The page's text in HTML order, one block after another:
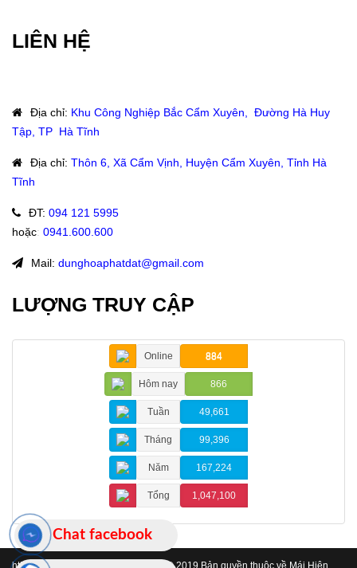
LIÊN HỆ
Địa chỉ: Khu Công Nghiệp Bắc Cẩm Xuyên, Đường Hà Huy
Tập, TP Hà Tĩnh
Địa chỉ: Thôn 6, Xã Cẩm Vịnh, Huyện Cẩm Xuyên, Tỉnh Hà
Tĩnh
ĐT: 094 121 5995
hoặc: 0941.600.600
Mail: dunghoaphatdat@gmail.com
LƯỢNG TRUY CẬP
Online 884
Hôm nay 866
Tuần 49,661
Tháng 99,396
Năm 167,224
Tổng 1,047,100
https://www.maihienchehatinh.com/ © 2019 Bản quyền thuộc về Mái Hiên
Chat facebook